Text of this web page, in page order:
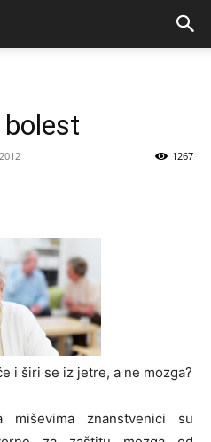
1267
i širi se iz jetre, a ne mozga?
znanstvenici su